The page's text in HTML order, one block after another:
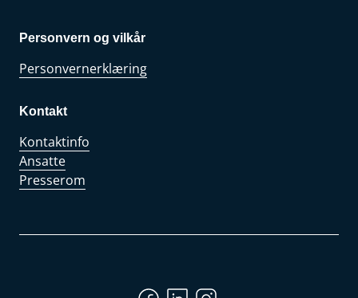
Personvern og vilkår
Personvernerklæring
Kontakt
Kontaktinfo
Ansatte
Presserom